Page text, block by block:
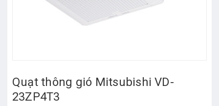
Quạt thông gió Mitsubishi VD-
23ZP4T3